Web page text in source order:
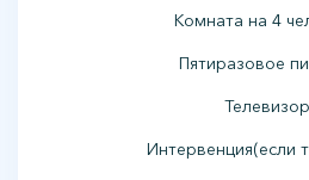
Комната на 4
Пятиразовое
Телевизор
Интервенция(если